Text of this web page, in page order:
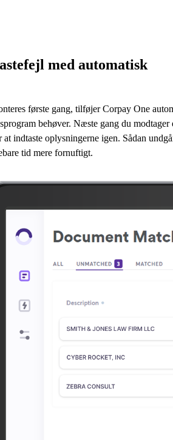
med automatisk
første gang, tilføjer Corpay One
behøver. Næste gang du modtager
indtaste oplysningerne igen. Sådan
tid mere fornuftigt.